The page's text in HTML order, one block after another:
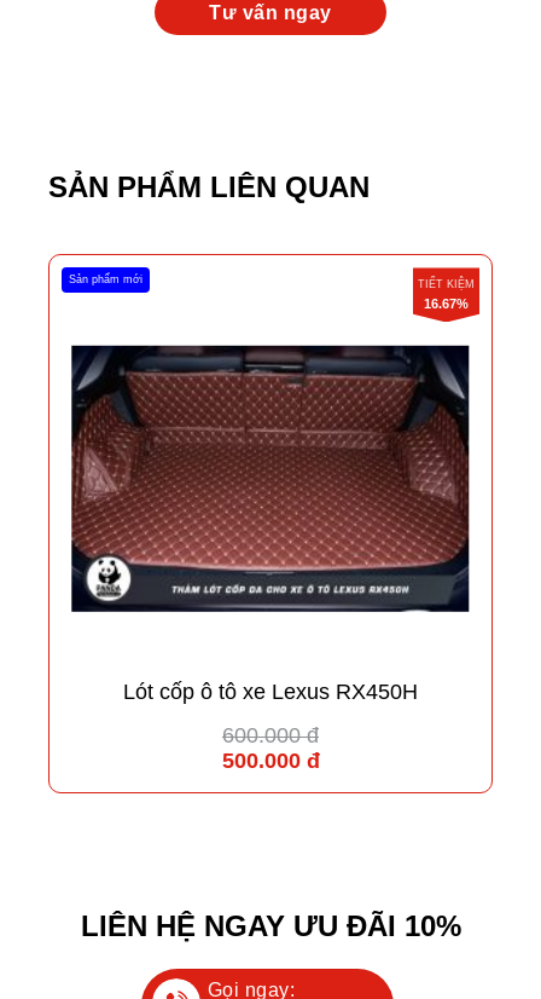
SẢN PHẨM LIÊN QUAN
Sản phẩm mới TIẾT KIỆM
16.67%
Lót cốp ô tô xe Lexus RX450H
600.000 đ
500.000 đ
LIÊN HỆ NGAY ƯU ĐÃI 10%
Gọi ngay: